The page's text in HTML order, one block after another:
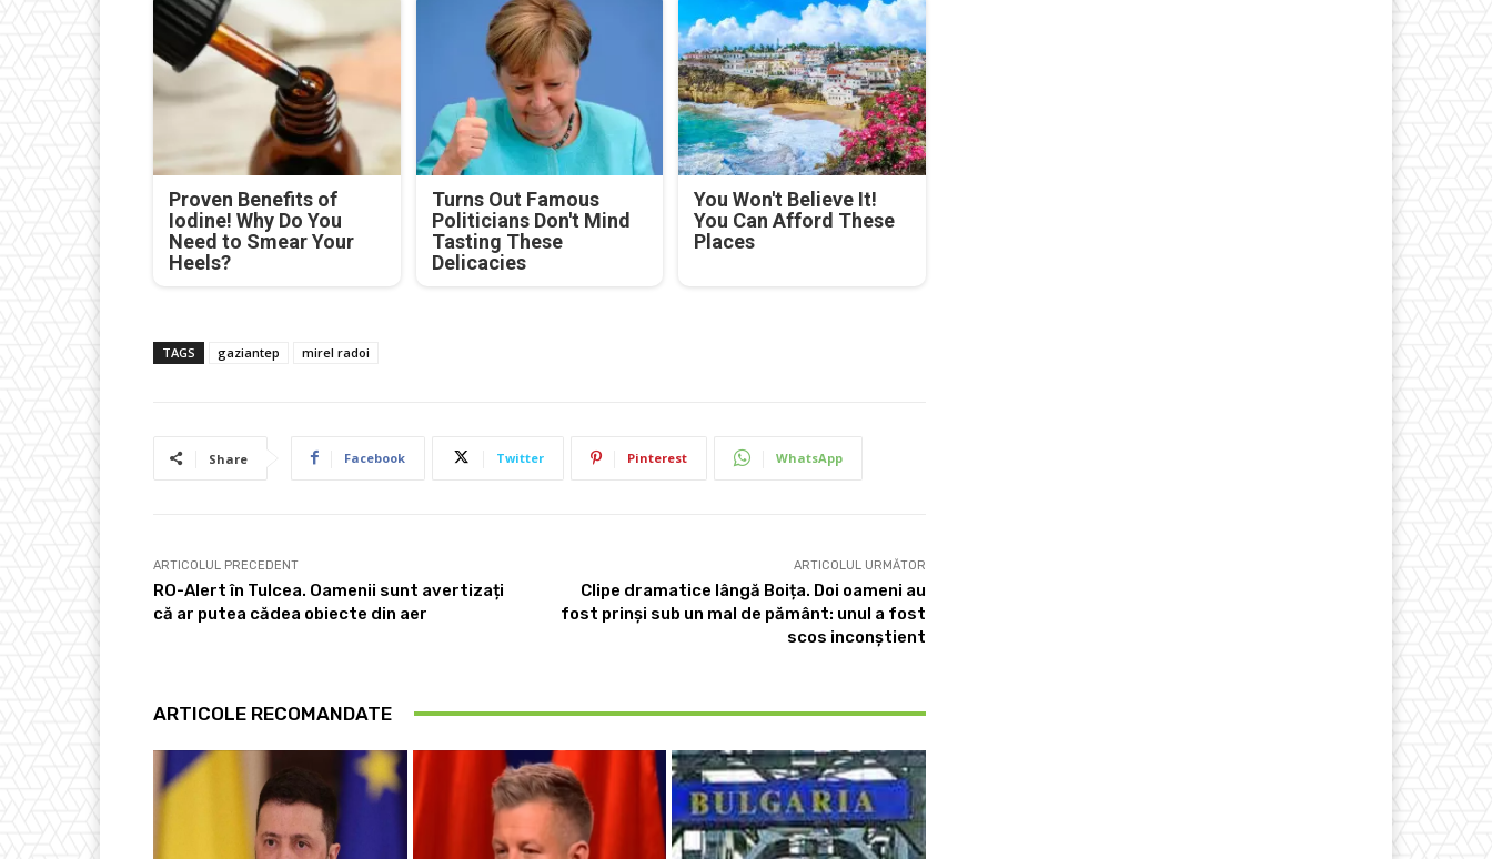
Proven Benefits of
Iodine! Why Do You
Need to Smear Your
Heels?
Turns Out Famous
Politicians Don't Mind
Tasting These
Delicacies
You Won't Believe It!
You Can Afford These
Places
TAGS gaziantep mirel radoi
Share Facebook Twitter Pinterest WhatsApp
ARTICOLUL PRECEDENT
RO-Alert în Tulcea. Oamenii sunt avertizați
că ar putea cădea obiecte din aer
ARTICOLUL URMĂTOR
Clipe dramatice lângă Boița. Doi oameni au
fost prinși sub un mal de pământ: unul a fost
scos inconștient
ARTICOLE RECOMANDATE